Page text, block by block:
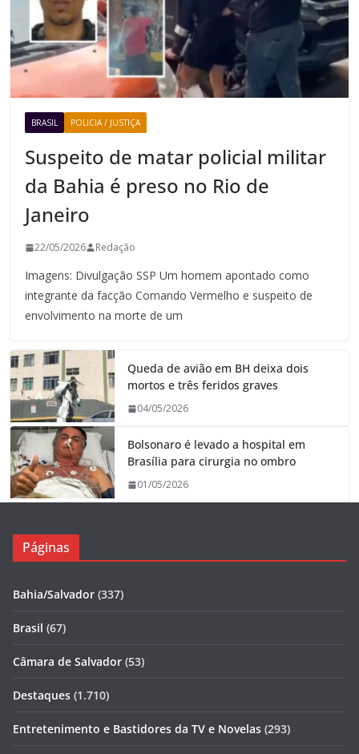
BRASIL POLICIA / JUSTIÇA
Suspeito de matar policial militar
da Bahia é preso no Rio de
Janeiro
22/05/2026 Redação
Imagens: Divulgação SSP Um homem apontado como
integrante da facção Comando Vermelho e suspeito de
envolvimento na morte de um
Queda de avião em BH deixa dois
mortos e três feridos graves
04/05/2026
Bolsonaro é levado a hospital em
Brasília para cirurgia no ombro
01/05/2026
Páginas
Bahia/Salvador (337)
Brasil (67)
Câmara de Salvador (53)
Destaques (1.710)
Entretenimento e Bastidores da TV e Novelas (293)